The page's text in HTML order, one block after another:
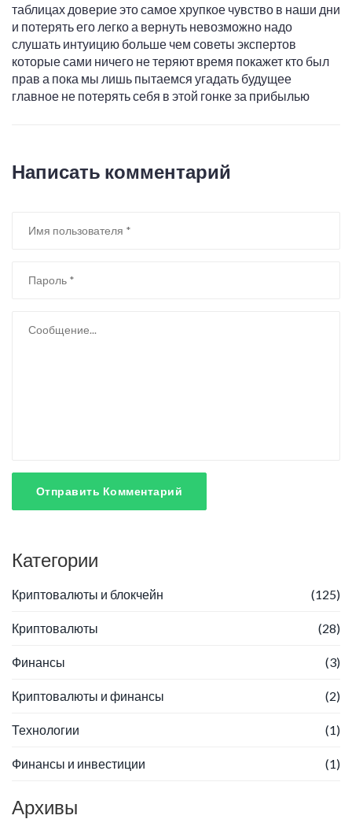
таблицах доверие это самое хрупкое чувство в наши дни
и потерять его легко а вернуть невозможно надо
слушать интуицию больше чем советы экспертов
которые сами ничего не теряют время покажет кто был
прав а пока мы лишь пытаемся угадать будущее
главное не потерять себя в этой гонке за прибылью
Написать комментарий
Отправить Комментарий
Категории
Криптовалюты и блокчейн (125)
Криптовалюты (28)
Финансы (3)
Криптовалюты и финансы (2)
Технологии (1)
Финансы и инвестиции (1)
Архивы